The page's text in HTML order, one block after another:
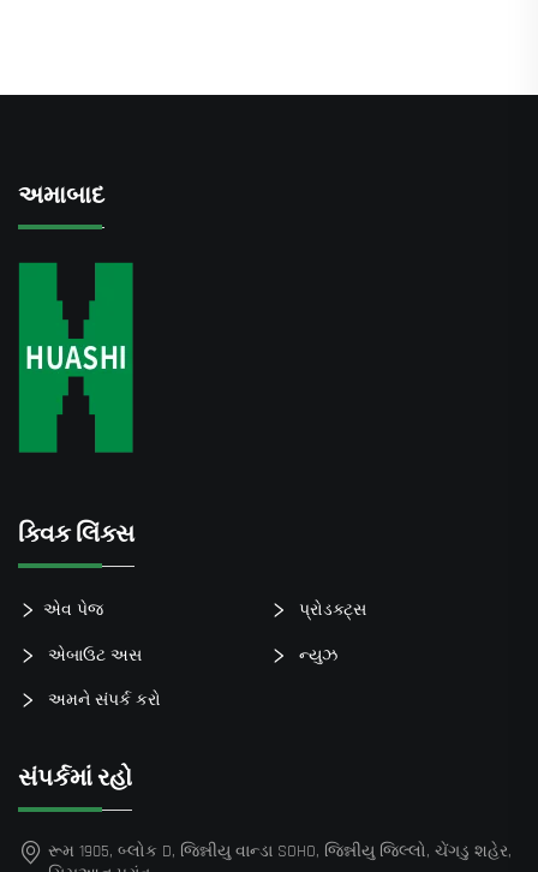
અમાબાદ
ક્વિક લિંક્સ
એવ પેજ પ્રોડક્ટ્સ
એબાઉટ અસ ન્યુઝ
અમને સંપર્ક કરો
સંપર્કમાં રહો
રૂમ 1905, બ્લોક D, જિન્નીયુ વાન્ડા SOHO, જિન્નીયુ જિલ્લો, ચેંગડુ શહેર,